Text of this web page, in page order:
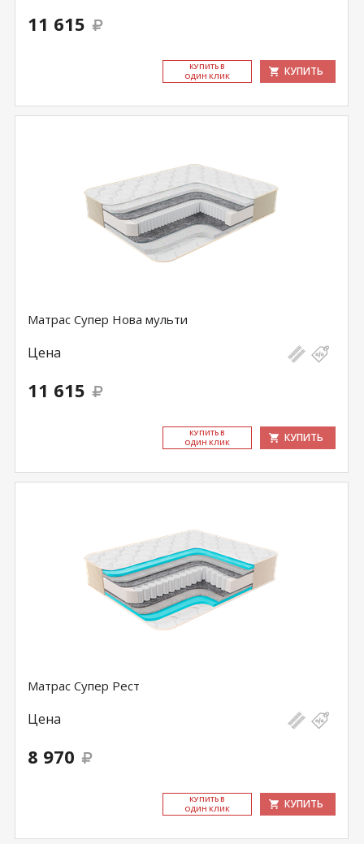
11 615
КУ­ПИТЬ В
ОДИН КЛИК
КУПИТЬ
Матрас Супер Нова мульти
Цена
11 615
КУ­ПИТЬ В
ОДИН КЛИК
КУПИТЬ
Матрас Супер Рест
Цена
8 970
КУ­ПИТЬ В
ОДИН КЛИК
КУПИТЬ